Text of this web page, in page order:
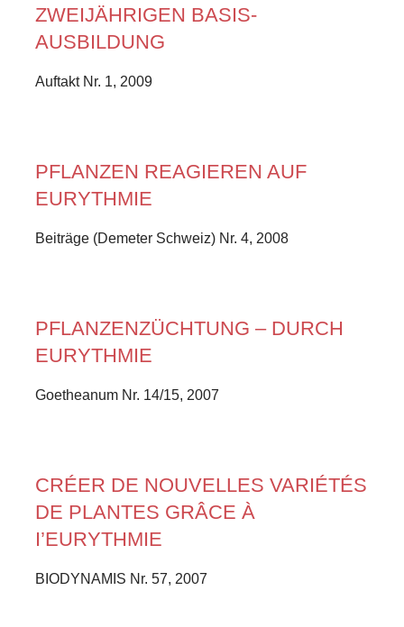
ZWEIJÄHRIGEN BASIS-
AUSBILDUNG
Auftakt Nr. 1, 2009
PFLANZEN REAGIEREN AUF
EURYTHMIE
Beiträge (Demeter Schweiz) Nr. 4, 2008
PFLANZENZÜCHTUNG – DURCH
EURYTHMIE
Goetheanum Nr. 14/15, 2007
CRÉER DE NOUVELLES VARIÉTÉS
DE PLANTES GRÂCE À
I’EURYTHMIE
BIODYNAMIS Nr. 57, 2007